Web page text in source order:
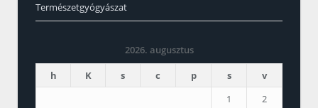
Természetgyógyászat
2026. augusztus
h
K s c p s
v
1
2